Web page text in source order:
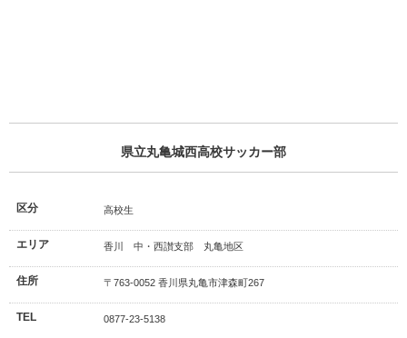
県立丸亀城西高校サッカー部
区分 高校生
エリア 香川 中・西讃支部 丸亀地区
住所 〒763-0052 香川県丸亀市津森町267
TEL 0877-23-5138